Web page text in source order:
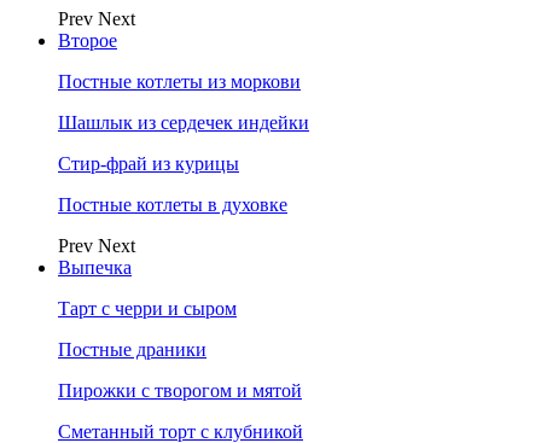
Prev Next
Второе
Постные котлеты из моркови
Шашлык из сердечек индейки
Стир-фрай из курицы
Постные котлеты в духовке
Prev Next
Выпечка
Тарт с черри и сыром
Постные драники
Пирожки с творогом и мятой
Сметанный торт с клубникой